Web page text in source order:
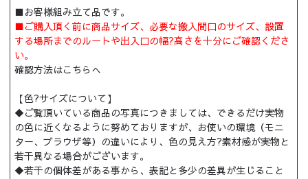
■お客様組み立て品です。
■ご購入頂く前に商品サイズ、必要な搬入間口のサイズ、設置
する場所までのルートや出入口の幅?高さを十分にご確認くださ
い。
確認方法はこちらへ
【色?サイズについて】
◆ご覧頂いている商品の写真につきましては、できるだけ実物
の色に近くなるように努めておりますが、お使いの環境（モニ
ター、ブラウザ等）の違いにより、色の見え方?素材感が実物と
若干異なる場合がございます。
◆若干の個体差がある事から、表記と多少の差異が生じること